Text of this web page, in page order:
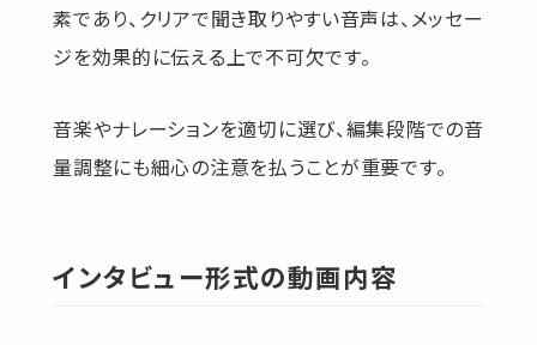
素であり、クリアで聞き取りやすい音声は、メッセー
ジを効果的に伝える上で不可欠です。
音楽やナレーションを適切に選び、編集段階での音
量調整にも細心の注意を払うことが重要です。
インタビュー形式の動画内容